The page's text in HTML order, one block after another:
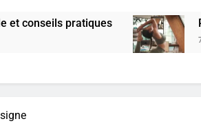
Postures de yoga